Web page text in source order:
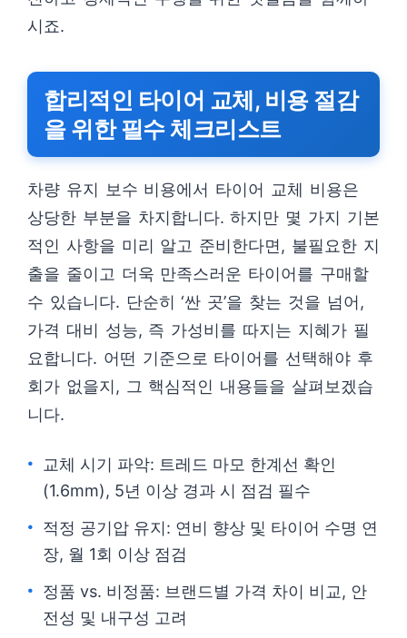
시죠.
합리적인 타이어 교체, 비용 절감
을 위한 필수 체크리스트
차량 유지 보수 비용에서 타이어 교체 비용은
상당한 부분을 차지합니다. 하지만 몇 가지 기본
적인 사항을 미리 알고 준비한다면, 불필요한 지
출을 줄이고 더욱 만족스러운 타이어를 구매할
수 있습니다. 단순히 ‘싼 곳’을 찾는 것을 넘어,
가격 대비 성능, 즉 가성비를 따지는 지혜가 필
요합니다. 어떤 기준으로 타이어를 선택해야 후
회가 없을지, 그 핵심적인 내용들을 살펴보겠습
니다.
교체 시기 파악: 트레드 마모 한계선 확인
(1.6mm), 5년 이상 경과 시 점검 필수
적정 공기압 유지: 연비 향상 및 타이어 수명 연
장, 월 1회 이상 점검
정품 vs. 비정품: 브랜드별 가격 차이 비교, 안
전성 및 내구성 고려